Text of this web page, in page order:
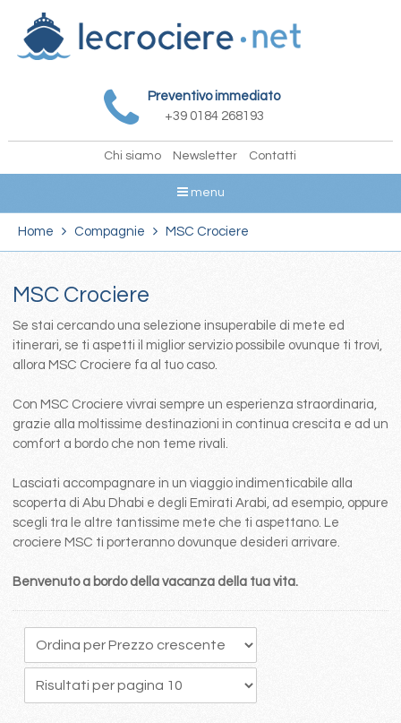
Preventivo immediato
+39 0184 268193
Chi siamo Newsletter Contatti
menu
Home Compagnie MSC Crociere
MSC Crociere
Se stai cercando una selezione insuperabile di mete ed
itinerari, se ti aspetti il miglior servizio possibile ovunque ti trovi,
allora MSC Crociere fa al tuo caso.
Con MSC Crociere vivrai sempre un esperienza straordinaria,
grazie alla moltissime destinazioni in continua crescita e ad un
comfort a bordo che non teme rivali.
Lasciati accompagnare in un viaggio indimenticabile alla
scoperta di Abu Dhabi e degli Emirati Arabi, ad esempio, oppure
scegli tra le altre tantissime mete che ti aspettano. Le
crociere MSC ti porteranno dovunque desideri arrivare.
Benvenuto a bordo della vacanza della tua vita.